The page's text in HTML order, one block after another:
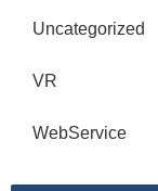
Uncategorized
VR
WebService